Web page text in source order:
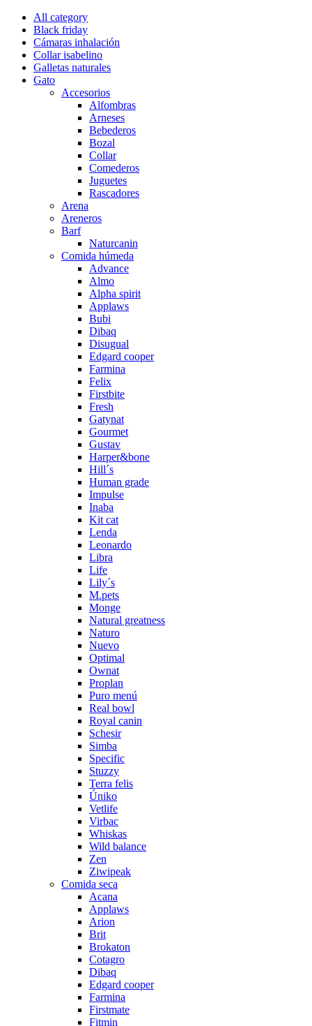
All category
Black friday
Cámaras inhalación
Collar isabelino
Galletas naturales
Gato
Accesorios
Alfombras
Arneses
Bebederos
Bozal
Collar
Comederos
Juguetes
Rascadores
Arena
Areneros
Barf
Naturcanin
Comida húmeda
Advance
Almo
Alpha spirit
Applaws
Bubi
Dibaq
Disugual
Edgard cooper
Farmina
Felix
Firstbite
Fresh
Gatynat
Gourmet
Gustav
Harper&bone
Hill´s
Human grade
Impulse
Inaba
Kit cat
Lenda
Leonardo
Libra
Life
Lily´s
M.pets
Monge
Natural greatness
Naturo
Nuevo
Optimal
Ownat
Proplan
Puro menú
Real bowl
Royal canin
Schesir
Simba
Specific
Stuzzy
Terra felis
Úniko
Vetlife
Virbac
Whiskas
Wild balance
Zen
Ziwipeak
Comida seca
Acana
Applaws
Arion
Brit
Brokaton
Cotagro
Dibaq
Edgard cooper
Farmina
Firstmate
Fitmin